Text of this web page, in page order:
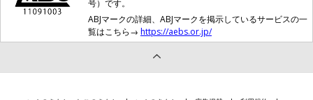
号）です。
ABJマークの詳細、ABJマークを掲示しているサービスの一
覧はこちら→ https://aebs.or.jp/